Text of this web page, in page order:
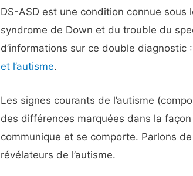
DS-ASD est une condition connue sous
syndrome de Down et du trouble du
d’informations sur ce double diagnostic
et l’autisme.
Les signes courants de l’autisme
des différences marquées dans la
communique et se comporte. Parlons
révélateurs de l’autisme.